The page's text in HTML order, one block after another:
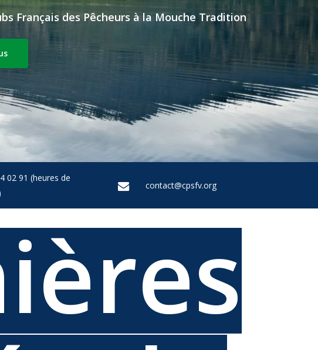
Français des Pêcheurs à la Mouche Tradition
02 91 (heures de
contact@cpsfv.org